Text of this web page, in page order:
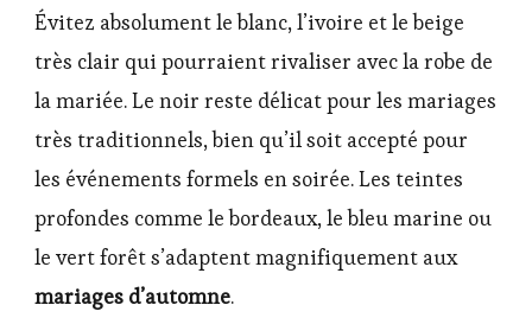
Évitez absolument le blanc, l’ivoire et le beige
très clair qui pourraient rivaliser avec la robe de
la mariée. Le noir reste délicat pour les mariages
très traditionnels, bien qu’il soit accepté pour
les événements formels en soirée. Les teintes
profondes comme le bordeaux, le bleu marine ou
le vert forêt s’adaptent magnifiquement aux
mariages d’automne.